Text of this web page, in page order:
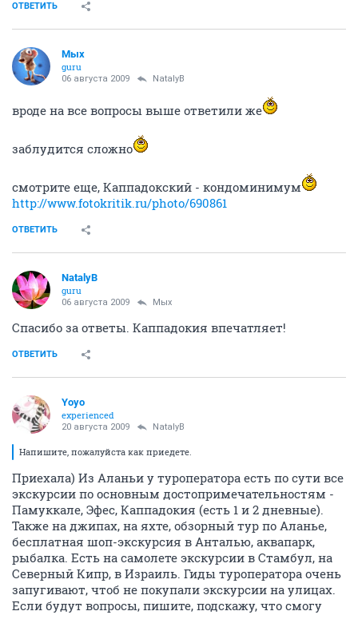
ОТВЕТИТЬ
Мых
guru
06 августа 2009 NatalyB
вроде на все вопросы выше ответили же
заблудится сложно
смотрите еще, Каппадокский - кондоминимум
http://www.fotokritik.ru/photo/690861
ОТВЕТИТЬ
NatalyB
guru
06 августа 2009 Мых
Спасибо за ответы. Каппадокия впечатляет!
ОТВЕТИТЬ
Yoyo
experienced
20 августа 2009 NatalyB
Напишите, пожалуйста как приедете.
Приехала) Из Аланьи у туроператора есть по сути все
экскурсии по основным достопримечательностям -
Памуккале, Эфес, Каппадокия (есть 1 и 2 дневные).
Также на джипах, на яхте, обзорный тур по Аланье,
бесплатная шоп-экскурсия в Анталью, аквапарк,
рыбалка. Есть на самолете экскурсии в Стамбул, на
Северный Кипр, в Израиль. Гиды туроператора очень
запугивают, чтоб не покупали экскурсии на улицах.
Если будут вопросы, пишите, подскажу, что смогу